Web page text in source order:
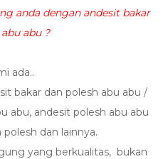
anda dengan andesit bakar
abu ?
ada..
bakar dan polesh abu abu /
abu, andesit polesh abu abu
dan lainnya.
yang berkualitas, bukan